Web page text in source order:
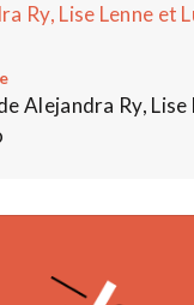
Ry, Lise Lenne et
Alejandra Ry, Lise